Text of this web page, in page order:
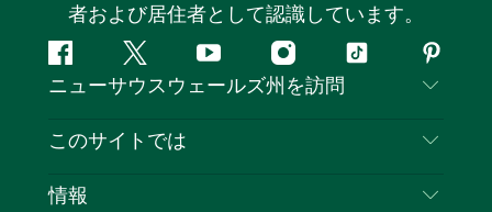
者および居住者として認識しています。
フ
ェ
ス
ッ
ツ
イ
タ
ユ
ー
イ
ン
テ
ピ
ン
レ
ト
ニューサウスウェールズ州を訪問
お問い合わせ
このサイトでは
目的地
情報